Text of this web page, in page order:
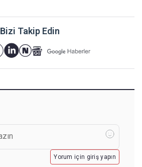
Bizi Takip Edin
Yorum için giriş yapın